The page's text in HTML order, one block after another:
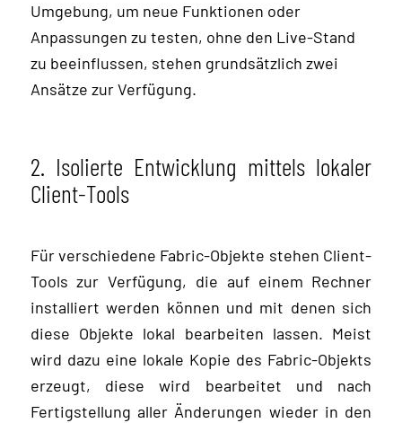
Umgebung, um neue Funktionen oder
Anpassungen zu testen, ohne den Live-Stand
zu beeinflussen, stehen grundsätzlich zwei
Ansätze zur Verfügung.
2. Isolierte Entwicklung mittels lokaler
Client-Tools
Für verschiedene Fabric-Objekte stehen Client-
Tools zur Verfügung, die auf einem Rechner
installiert werden können und mit denen sich
diese Objekte lokal bearbeiten lassen. Meist
wird dazu eine lokale Kopie des Fabric-Objekts
erzeugt, diese wird bearbeitet und nach
Fertigstellung aller Änderungen wieder in den